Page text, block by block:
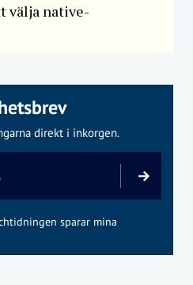
välja native-
direkt i inkorgen.
sparar mina